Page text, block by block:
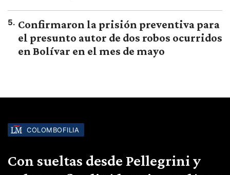
5. Confirmaron la prisión preventiva para
el presunto autor de dos robos ocurridos
en Bolívar en el mes de mayo
COLOMBOFILIA
Con sueltas desde Pellegrini y